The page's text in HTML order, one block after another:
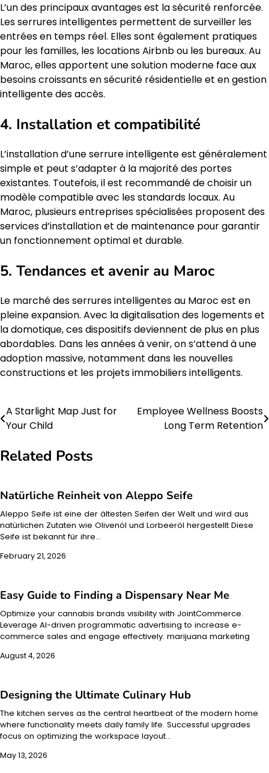
L’un des principaux avantages est la sécurité renforcée.
Les serrures intelligentes permettent de surveiller les
entrées en temps réel. Elles sont également pratiques
pour les familles, les locations Airbnb ou les bureaux. Au
Maroc, elles apportent une solution moderne face aux
besoins croissants en sécurité résidentielle et en gestion
intelligente des accès.
4. Installation et compatibilité
L’installation d’une serrure intelligente est généralement
simple et peut s’adapter à la majorité des portes
existantes. Toutefois, il est recommandé de choisir un
modèle compatible avec les standards locaux. Au
Maroc, plusieurs entreprises spécialisées proposent des
services d’installation et de maintenance pour garantir
un fonctionnement optimal et durable.
5. Tendances et avenir au Maroc
Le marché des serrures intelligentes au Maroc est en
pleine expansion. Avec la digitalisation des logements et
la domotique, ces dispositifs deviennent de plus en plus
abordables. Dans les années à venir, on s’attend à une
adoption massive, notamment dans les nouvelles
constructions et les projets immobiliers intelligents.
Post
A Starlight Map Just for
Your Child
Employee Wellness Boosts
Long Term Retention
Related Posts
Natürliche Reinheit von Aleppo Seife
Aleppo Seife ist eine der ältesten Seifen der Welt und wird aus
natürlichen Zutaten wie Olivenöl und Lorbeeröl hergestellt Diese
Seife ist bekannt für ihre…
February 21, 2026
Easy Guide to Finding a Dispensary Near Me
Optimize your cannabis brands visibility with JointCommerce.
Leverage AI-driven programmatic advertising to increase e-
commerce sales and engage effectively. marijuana marketing
August 4, 2026
Designing the Ultimate Culinary Hub
The kitchen serves as the central heartbeat of the modern home
where functionality meets daily family life. Successful upgrades
focus on optimizing the workspace layout…
May 13, 2026